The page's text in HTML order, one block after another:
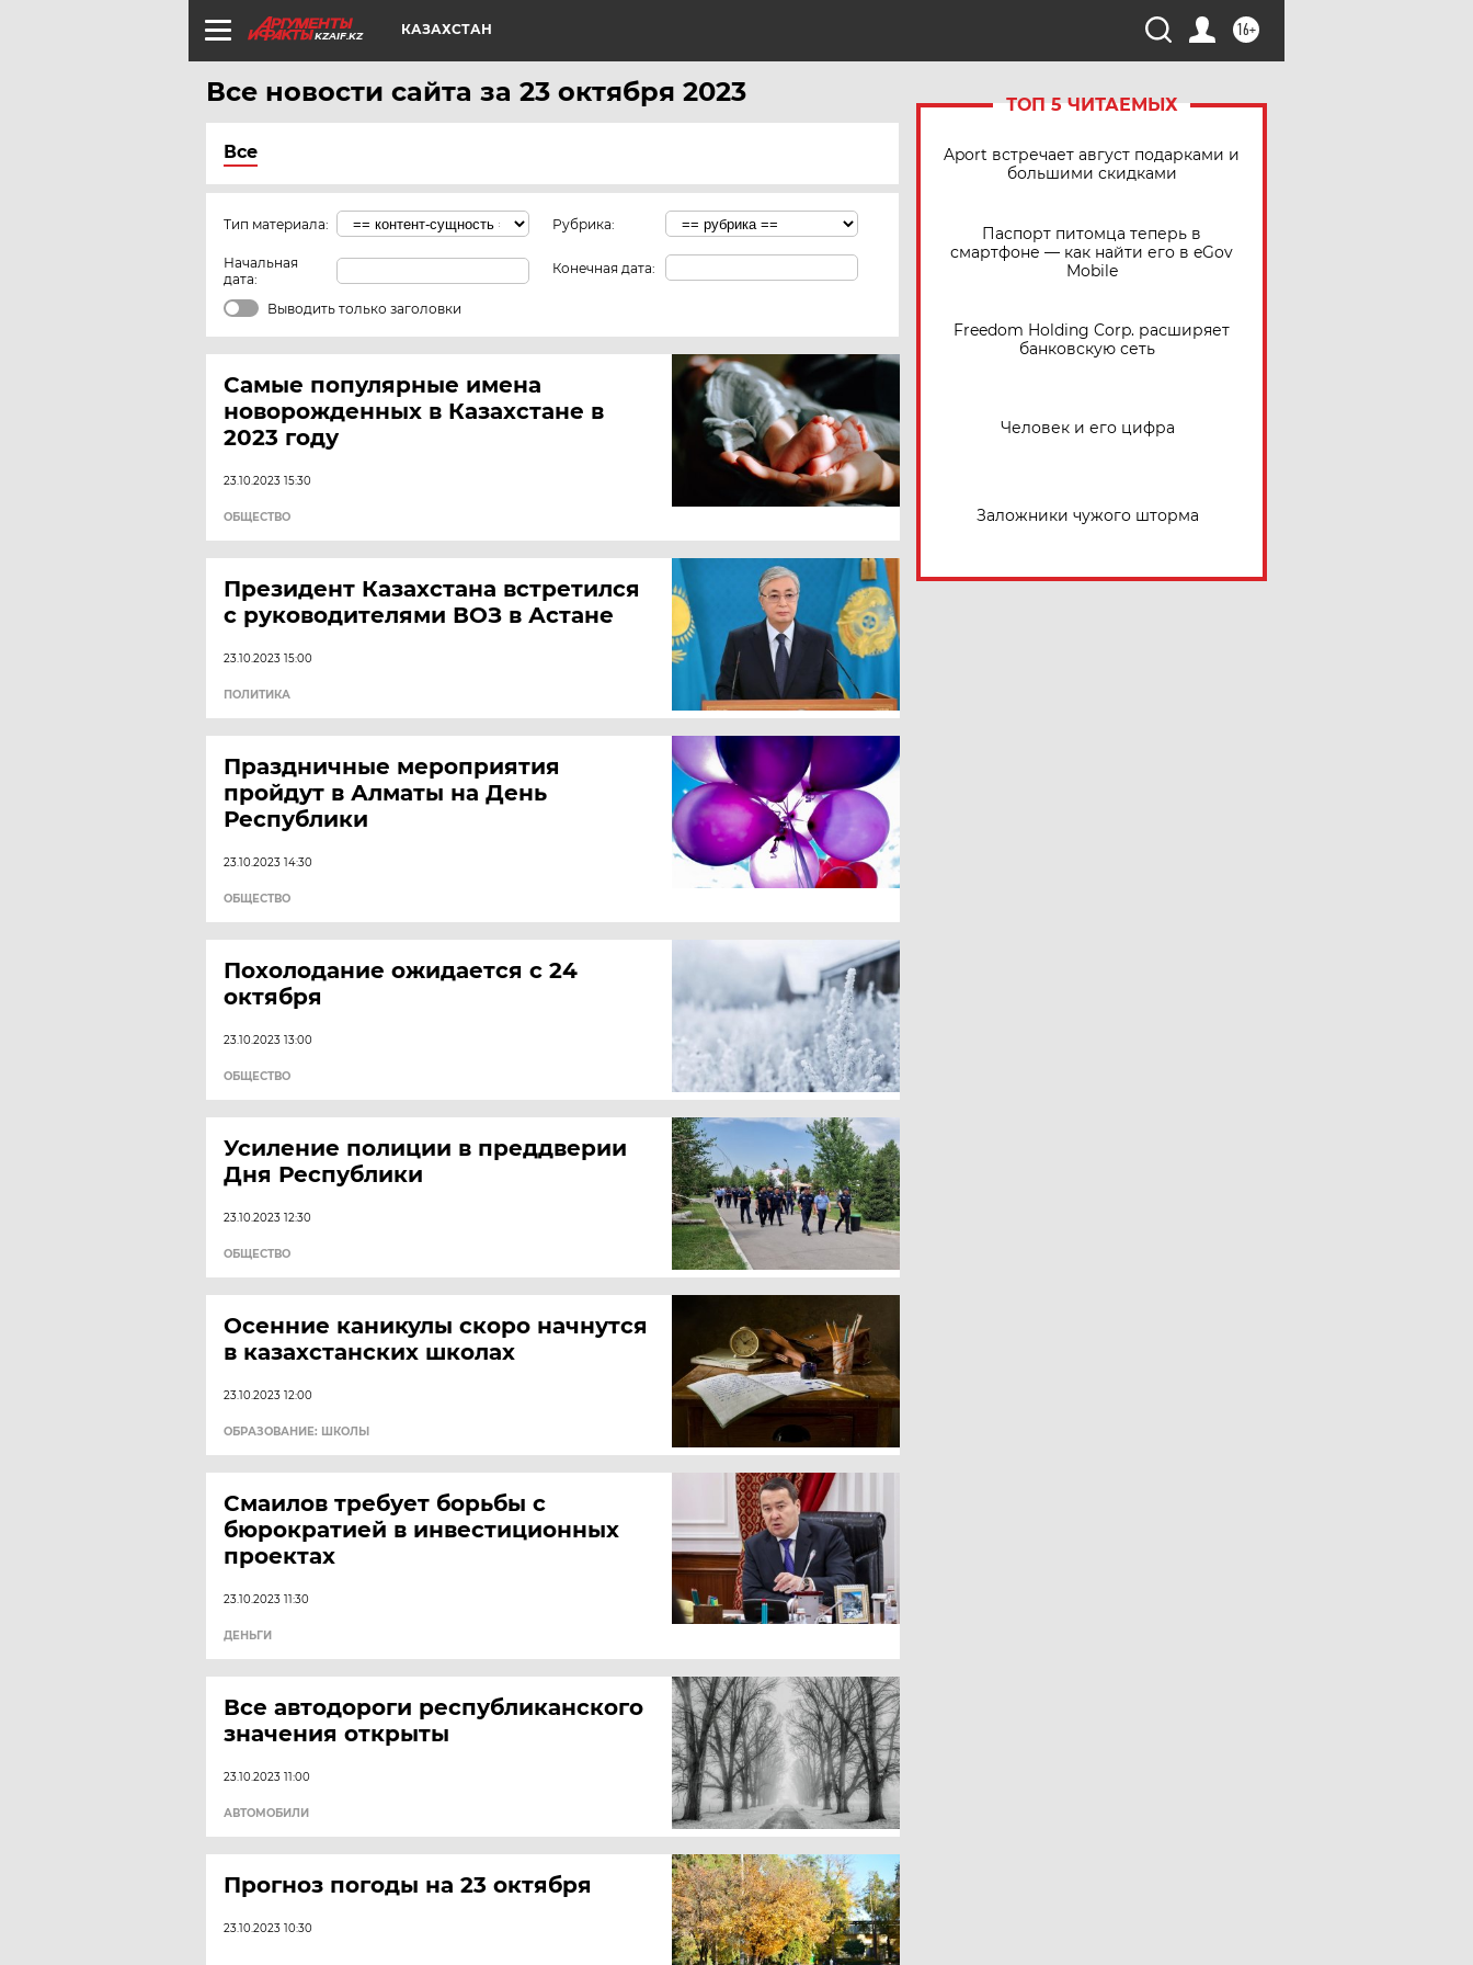
KZAIF.KZ 16+
КАЗАХСТАН
Все новости сайта за 23 октября 2023
Все
Тип материала: Рубрика:
Начальная
дата:
Конечная дата:
Выводить только заголовки
Самые популярные имена
новорожденных в Казахстане в
2023 году
23.10.2023 15:30
ОБЩЕСТВО
Президент Казахстана встретился
с руководителями ВОЗ в Астане
23.10.2023 15:00
ПОЛИТИКА
Праздничные мероприятия
пройдут в Алматы на День
Республики
23.10.2023 14:30
ОБЩЕСТВО
Похолодание ожидается с 24
октября
23.10.2023 13:00
ОБЩЕСТВО
Усиление полиции в преддверии
Дня Республики
23.10.2023 12:30
ОБЩЕСТВО
Осенние каникулы скоро начнутся
в казахстанских школах
23.10.2023 12:00
ОБРАЗОВАНИЕ: ШКОЛЫ
Смаилов требует борьбы с
бюрократией в инвестиционных
проектах
23.10.2023 11:30
ДЕНЬГИ
Все автодороги республиканского
значения открыты
23.10.2023 11:00
АВТОМОБИЛИ
Прогноз погоды на 23 октября
23.10.2023 10:30
ТОП 5 ЧИТАЕМЫХ
Aport встречает август подарками и
большими скидками
Паспорт питомца теперь в
смартфоне — как найти его в eGov
Mobile
Freedom Holding Corp. расширяет
банковскую сеть
Человек и его цифра
Заложники чужого шторма